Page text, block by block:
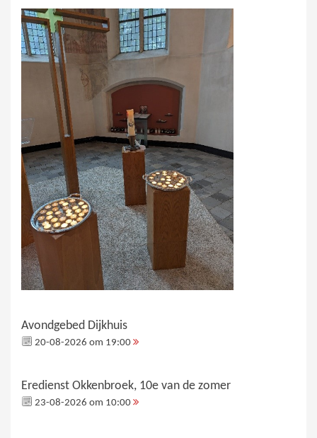
Avondgebed Dijkhuis
20-08-2026 om 19:00
Eredienst Okkenbroek, 10e van de zomer
23-08-2026 om 10:00